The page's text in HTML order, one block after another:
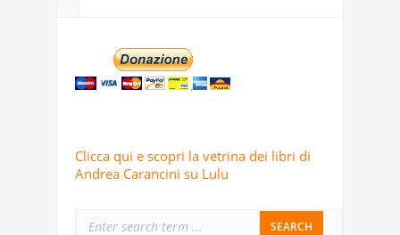
Clicca qui e scopri la vetrina dei libri di
Andrea Carancini su Lulu